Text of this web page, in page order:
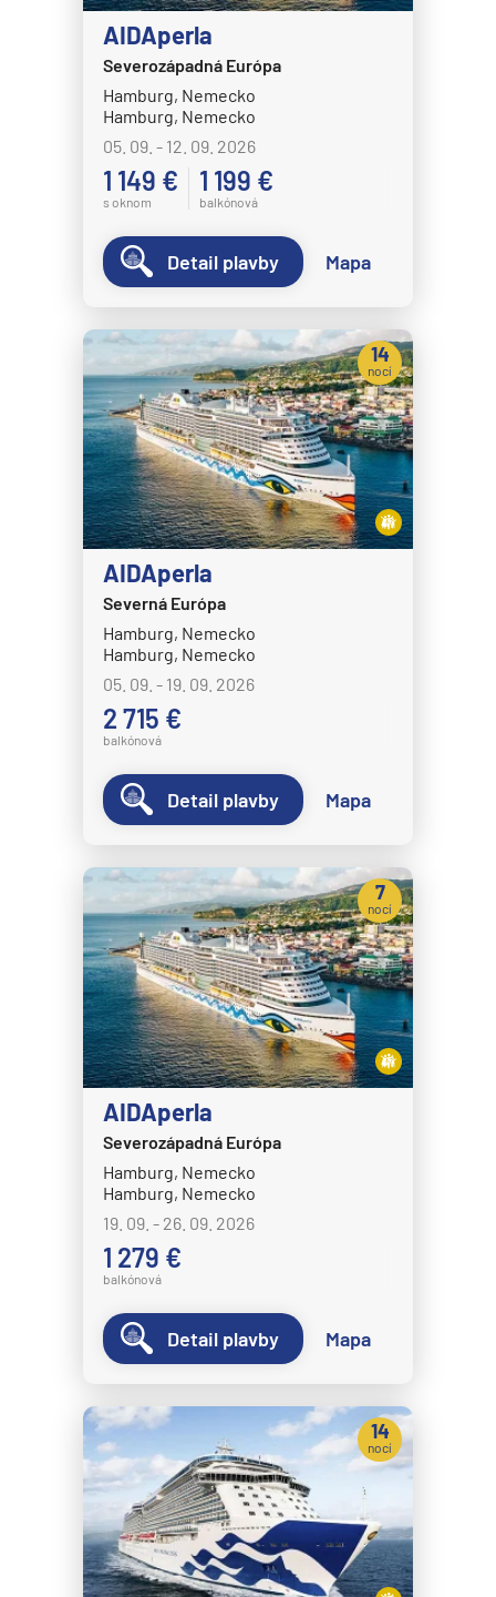
AIDAperla
Severozápadná Európa
Hamburg, Nemecko
Hamburg, Nemecko
05. 09. - 12. 09. 2026
1 149 €
s oknom
1 199 €
balkónová
Detail plavby Mapa
AIDAperla
Severná Európa
Hamburg, Nemecko
Hamburg, Nemecko
05. 09. - 19. 09. 2026
2 715 €
balkónová
14
nocí
Detail plavby Mapa
AIDAperla
Severozápadná Európa
Hamburg, Nemecko
Hamburg, Nemecko
19. 09. - 26. 09. 2026
1 279 €
balkónová
7
nocí
Detail plavby Mapa
14
nocí